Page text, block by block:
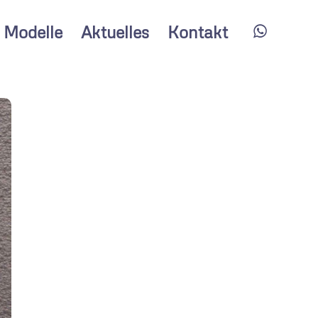
Modelle Aktuelles Kontakt